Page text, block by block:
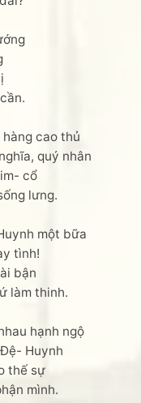
cao thủ
quý nhân
cổ
lưng.
một bữa
tình!
bận
làm thinh.
hạnh ngộ
Huynh
thế sự
mình.